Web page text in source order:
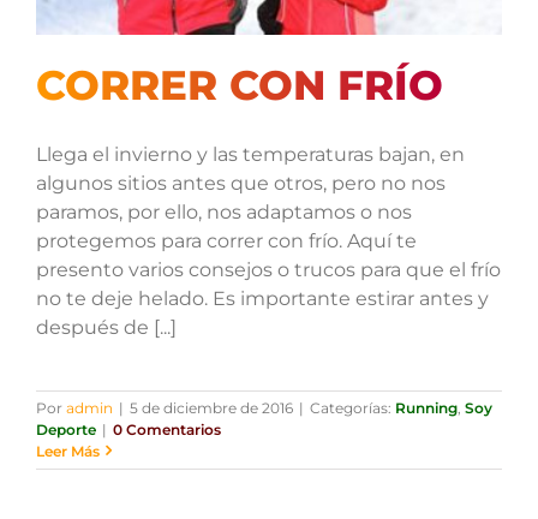
CORRER CON FRÍO
Llega el invierno y las temperaturas bajan, en
algunos sitios antes que otros, pero no nos
paramos, por ello, nos adaptamos o nos
protegemos para correr con frío. Aquí te
presento varios consejos o trucos para que el frío
no te deje helado. Es importante estirar antes y
después de [...]
Por admin | 5 de diciembre de 2016 | Categorías: Running, Soy
Deporte | 0 Comentarios
Leer Más